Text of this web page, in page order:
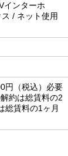
インターホ
/ ネット使用
円（税込）必要
約は総賃料の2
総賃料の1ヶ月